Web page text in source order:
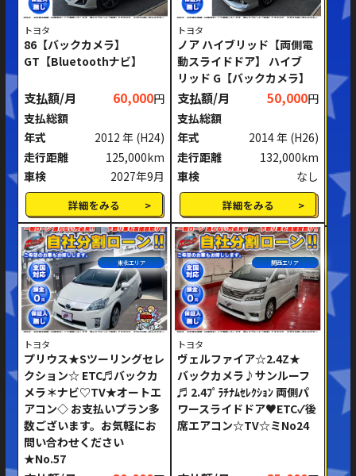
修復歴あり
MT
ハンドル
右ハンドル
閉じる
トヨタ
86【バックカメラ】
GT【Bluetoothナビ】
支払額/月 60,000円
支払総額
年式
2012 年 (H24)
走行距離
125,000km
車検
2027年9月
詳細をみる
トヨタ
ノア ハイブリッド【両側電
動スライドドア】 ハイブ
リッド G【バックカメラ】
支払額/月 50,000円
支払総額
年式
2014 年 (H26)
走行距離
132,000km
車検
なし
詳細をみる
東北エリア
トヨタ
プリウス★Sツーリングセレ
クション☆ ETC♬バックカ
メラ＊ナビ♡TV★オートエ
アコン◇ お支払いプラン多
数ございます。お気軽にお
問い合わせください
★No.57
関西エリア
トヨタ
ヴェルファイア☆2.4Z★
バックカメラ♪サンルーフ
♬ 2.4ﾌﾟﾗﾁﾅﾑｾﾚｸｼｮﾝ 両側パ
ワースライドドア♥ETC✓後
席エアコン☆TV☆ミNo24